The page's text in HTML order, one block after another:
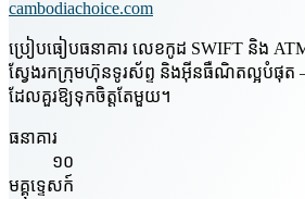
cambodiachoice.com
ប្រៀបធៀបធនាគារ លេខកូដ SWIFT និង
ស្វែងរកក្រុមហ៊ុនទូរស័ព្ទ និងអ៊ីនធឺណិតល្អបំផុត
ដែលគួរឱ្យទុកចិត្តតែមួយ។
ធនាគារ
១០
មគ្គុទ្ទេសក៍